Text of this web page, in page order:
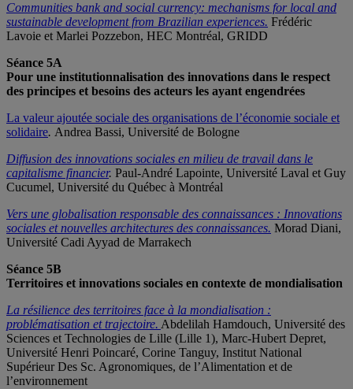
Communities bank and social currency: mechanisms for local and
sustainable development from Brazilian experiences. Frédéric
Lavoie et Marlei Pozzebon, HEC Montréal, GRIDD
Séance 5A
Pour une institutionnalisation des innovations dans le respect
des principes et besoins des acteurs les ayant engendrées
La valeur ajoutée sociale des organisations de l’économie sociale et
solidaire. Andrea Bassi, Université de Bologne
Diffusion des innovations sociales en milieu de travail dans le
capitalisme financier. Paul-André Lapointe, Université Laval et Guy
Cucumel, Université du Québec à Montréal
Vers une globalisation responsable des connaissances : Innovations
sociales et nouvelles architectures des connaissances. Morad Diani,
Université Cadi Ayyad de Marrakech
Séance 5B
Territoires et innovations sociales en contexte de mondialisation
La résilience des territoires face à la mondialisation :
problématisation et trajectoire. Abdelilah Hamdouch, Université des
Sciences et Technologies de Lille (Lille 1), Marc-Hubert Depret,
Université Henri Poincaré, Corine Tanguy, Institut National
Supérieur Des Sc. Agronomiques, de l’Alimentation et de
l’environnement